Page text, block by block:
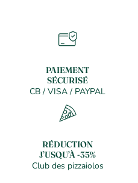
PAIEMENT
SÉCURISÉ
CB / VISA / PAYPAL
RÉDUCTION
J’USQU’À -35%
Club des pizzaiolos